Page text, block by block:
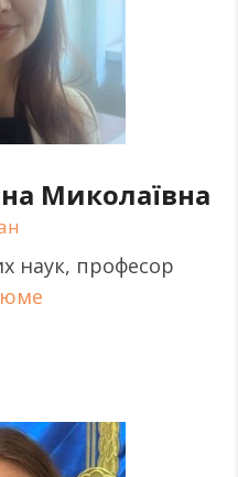
Миколаївна
наук, професор